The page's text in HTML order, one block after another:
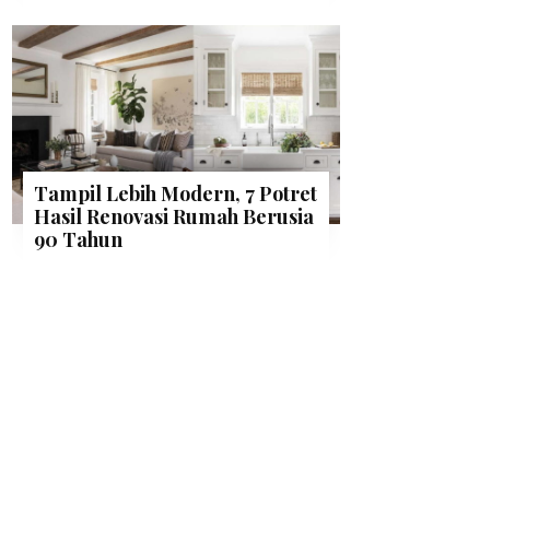
Tampil Lebih Modern, 7 Potret
Hasil Renovasi Rumah Berusia
90 Tahun